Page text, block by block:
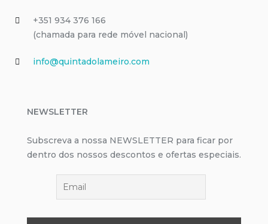
+351 ‭934 376 166‬
(chamada para rede móvel nacional)
info@quintadolameiro.com
NEWSLETTER
Subscreva a nossa NEWSLETTER para ficar por
dentro dos nossos descontos e ofertas especiais.